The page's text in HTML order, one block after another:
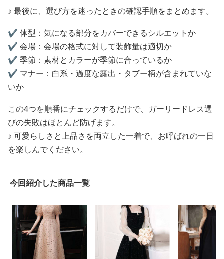
♪ 最後に、選び方を迷ったときの確認手順をまとめます。
✔️ 体型：気になる部分をカバーできるシルエットか
✔️ 会場：会場の格式に対して装飾量は適切か
✔️ 季節：素材とカラーが季節に合っているか
✔️ マナー：白系・過度な露出・タブー柄が含まれていな
いか
この4つを順番にチェックするだけで、ガーリードレス選
びの失敗はほとんど防げます。
♪ 可愛らしさと上品さを両立した一着で、お呼ばれの一日
を楽しんでください。
今回紹介した商品一覧